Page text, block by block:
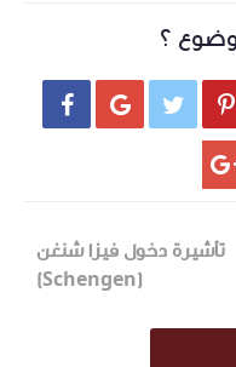
؟
   
تأشيرة دخول فيزا شنغن
(Schengen)